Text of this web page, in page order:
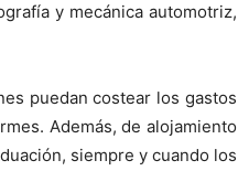
y mecánica automotriz,
puedan costear los gastos
Además, de alojamiento
siempre y cuando los